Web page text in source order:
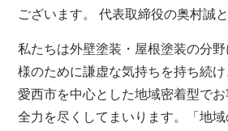
ございます。 代表取締役の奥村誠と
私たちは外壁塗装・屋根塗装の分
様のために謙虚な気持ちを持ち続け
愛西市を中心とした地域密着型で
全力を尽くしてまいります。「地